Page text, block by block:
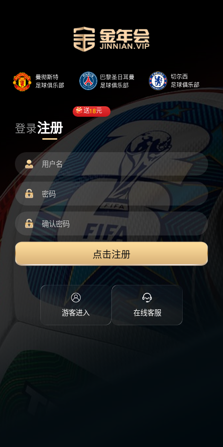
登录注册
送18元
点击注册
游客进入 在线客服